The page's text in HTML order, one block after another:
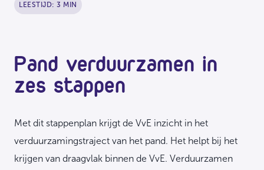
LEESTIJD: 3 MIN
Pand verduurzamen in
zes stappen
Met dit stappenplan krijgt de VvE inzicht in het
verduurzamingstraject van het pand. Het helpt bij het
krijgen van draagvlak binnen de VvE. Verduurzamen